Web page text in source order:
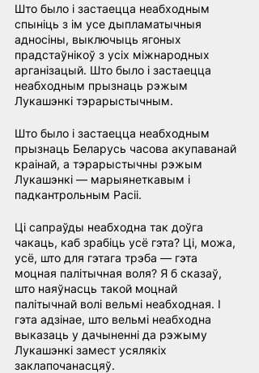
Што было і застаецца неабходным
спыніць з ім усе дыпламатычныя
адносіны, выключыць ягоных
прадстаўнікоў з усіх міжнародных
арганізацый. Што было і застаецца
неабходным прызнаць рэжым
Лукашэнкі тэрарыстычным.
Што было і застаецца неабходным
прызнаць Беларусь часова акупаванай
краінай, а тэрарыстычны рэжым
Лукашэнкі — марыянеткавым і
падкантрольным Расіі.
Ці сапраўды неабходна так доўга
чакаць, каб зрабіць усё гэта? Ці, можа,
усё, што для гэтага трэба — гэта
моцная палітычная воля? Я б сказаў,
што наяўнасць такой моцнай
палітычнай волі вельмі неабходная. І
гэта адзінае, што вельмі неабходна
выказаць у дачыненні да рэжыму
Лукашэнкі замест усялякіх
заклапочанасцяў.